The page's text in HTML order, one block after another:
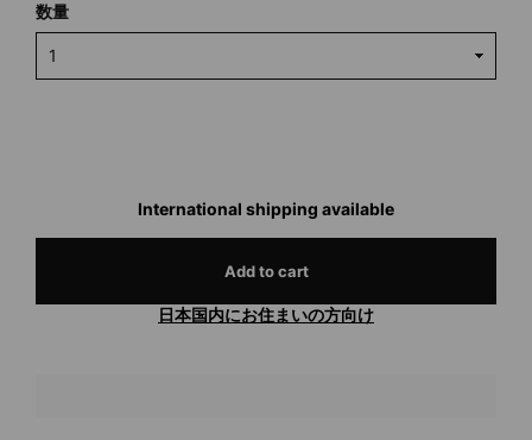
数量
International shipping available
Add to cart
日本国内にお住まいの方向け